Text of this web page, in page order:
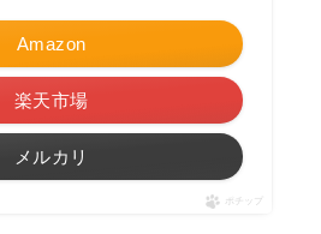
Amazon
楽天市場
メルカリ
ポチップ